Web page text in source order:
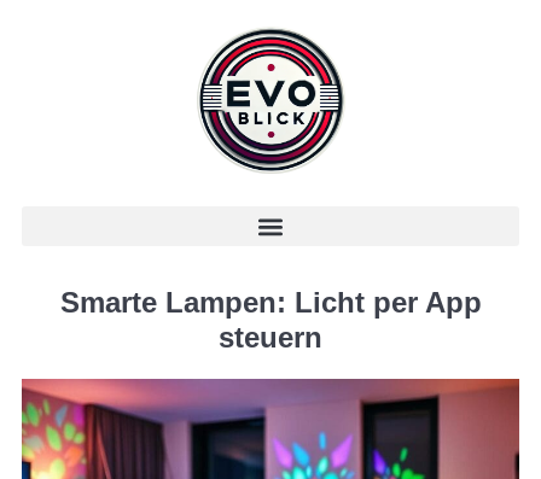
Smarte Lampen: Licht per App
steuern